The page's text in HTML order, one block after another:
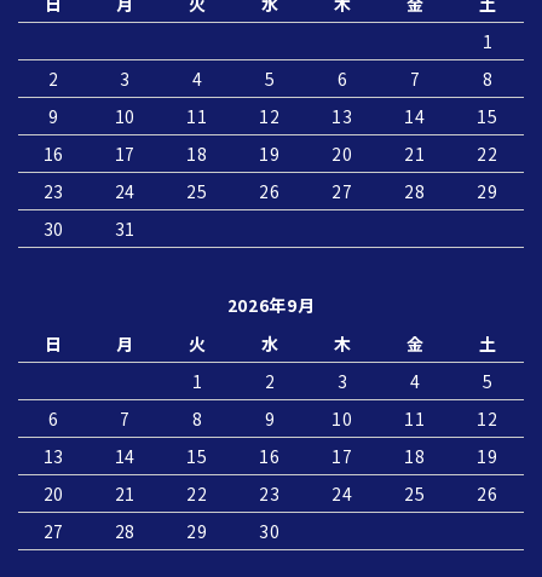
1
2
3 4 5 6 7
8
9
10 11 12 13 14
15
16
17 18 19 20 21
22
23
24 25 26 27 28
29
30
31
2026年9月
日
月 火 水 木 金
土
1
2 3 4
5
6
7 8 9 10 11
12
13
14 15 16 17 18
19
20
21 22 23 24 25
26
27
28 29 30